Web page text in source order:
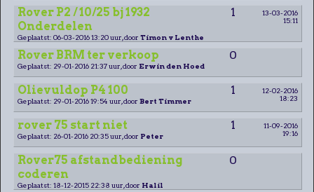
Rover P2 / 10/25 bj 1932
Onderdelen
1
13-03-2016
15:11
Geplaatst: 06-03-2016 13:20 uur, door Timon v Lenthe
Rover BRM ter verkoop 0
Geplaatst: 29-01-2016 21:37 uur, door Erwin den Hoed
Olievuldop P4 100 1
12-02-2016
18:23
Geplaatst: 29-01-2016 19:54 uur, door Bert Timmer
rover 75 start niet 1
11-09-2016
19:16
Geplaatst: 26-01-2016 20:35 uur, door Peter
Rover75 afstandbediening
coderen
0
Geplaatst: 18-12-2015 22:38 uur, door Halil